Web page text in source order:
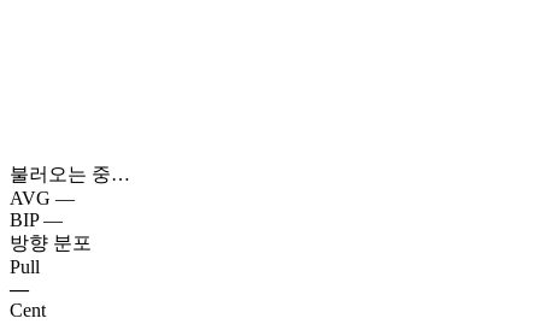
불러오는 중…
AVG —
BIP —
방향 분포
Pull
—
Cent